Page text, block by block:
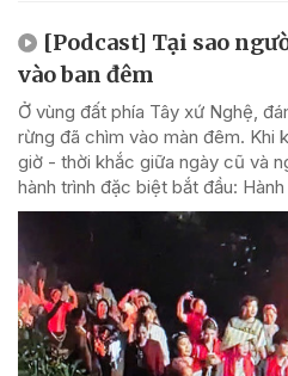
[Podcast] Tại sao
vào ban đêm
Ở vùng đất phía Tây xứ Nghệ,
rừng đã chìm vào màn đêm. Khi
giờ - thời khắc giữa ngày cũ và
hành trình đặc biệt bắt đầu: Hành